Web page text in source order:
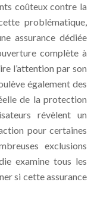
coûteux contre la
problématique,
assurance dédiée
complète à
l’attention par son
également des
de la protection
révèlent un
pour certaines
exclusions
examine tous les
si cette assurance